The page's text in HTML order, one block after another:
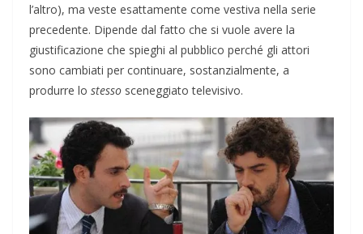
l’altro), ma veste esattamente come vestiva nella serie
precedente. Dipende dal fatto che si vuole avere la
giustificazione che spieghi al pubblico perché gli attori
sono cambiati per continuare, sostanzialmente, a
produrre lo stesso sceneggiato televisivo.